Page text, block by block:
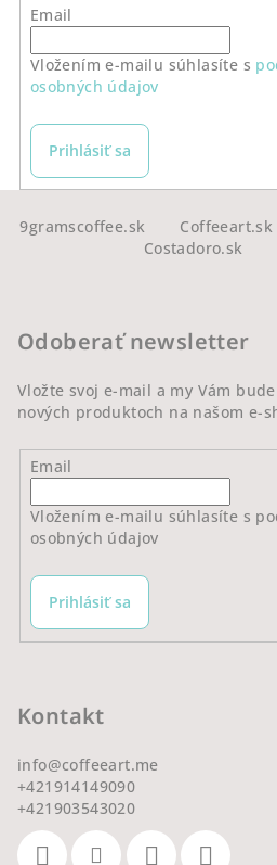
Email
Vložením e-mailu súhlasíte s
osobných údajov
Prihlásiť sa
9gramscoffee.sk Coffeeart.sk
Costadoro.sk
Odoberať newsletter
Vložte svoj e-mail a my Vám
nových produktoch na našom e-
Email
Vložením e-mailu súhlasíte s
osobných údajov
Prihlásiť sa
Kontakt
info@coffeeart.me
+421914149090
+421903543020